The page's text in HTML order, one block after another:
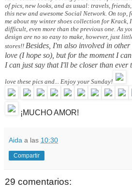
of pics, new looks, and as usual: travels,
this new and awesome Social Network. On top,
me about my winter shoes collection for Krack,
difficult, even more than the previous one. As
design are no so easy to make, however, just
stores!! Besides, I'm also involved in
love (I hope so), but for the moment I
I can just say that I'll be closer than ever
love these pics and... Enjoy your Sunday!
¡MUCHO AMOR!
Aida a las 10:30
Compartir
29 comentarios: